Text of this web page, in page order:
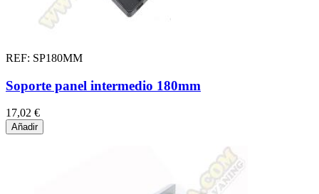
REF: SP180MM
Soporte panel intermedio 180mm
17,02 €
Añadir